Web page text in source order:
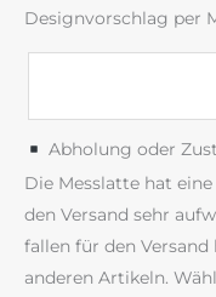
Designvorschlag per
Abholung oder
Die Messlatte hat
den Versand sehr
fallen für den Versand
anderen Artikeln.